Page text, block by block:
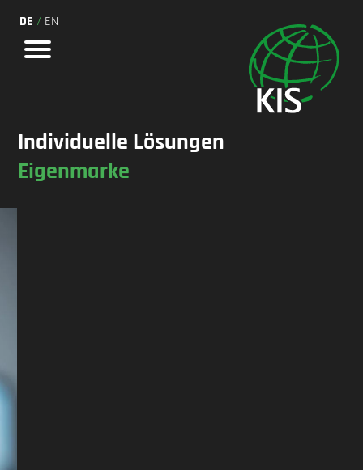
DE / EN
Individuelle Lösungen
Eigenmarke